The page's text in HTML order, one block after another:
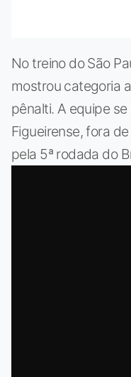
No treino do São
mostrou categoria
pênalti. A equipe
Figueirense, fora
pela 5ª rodada do